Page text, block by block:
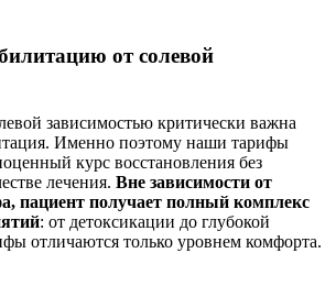
от солевой
зависимостью критически важна
Именно поэтому наши тарифы
курс восстановления без
лечения. Вне зависимости от
пациент получает полный комплекс
: от детоксикации до глубокой
отличаются только уровнем комфорта.